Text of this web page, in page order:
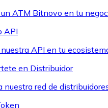
ATM Bitnovo en tu
API
API en tu
en Distribuidor
nuestra red de